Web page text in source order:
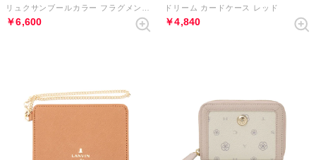
￥6,600
ドリーム カードケース レッド
￥4,840